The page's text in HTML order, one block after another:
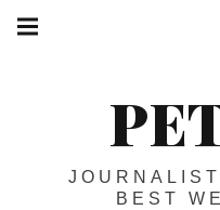
Skip
BEST
navigation